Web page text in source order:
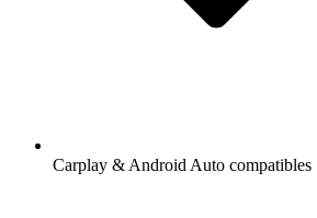
Carplay & Android Auto compatibles